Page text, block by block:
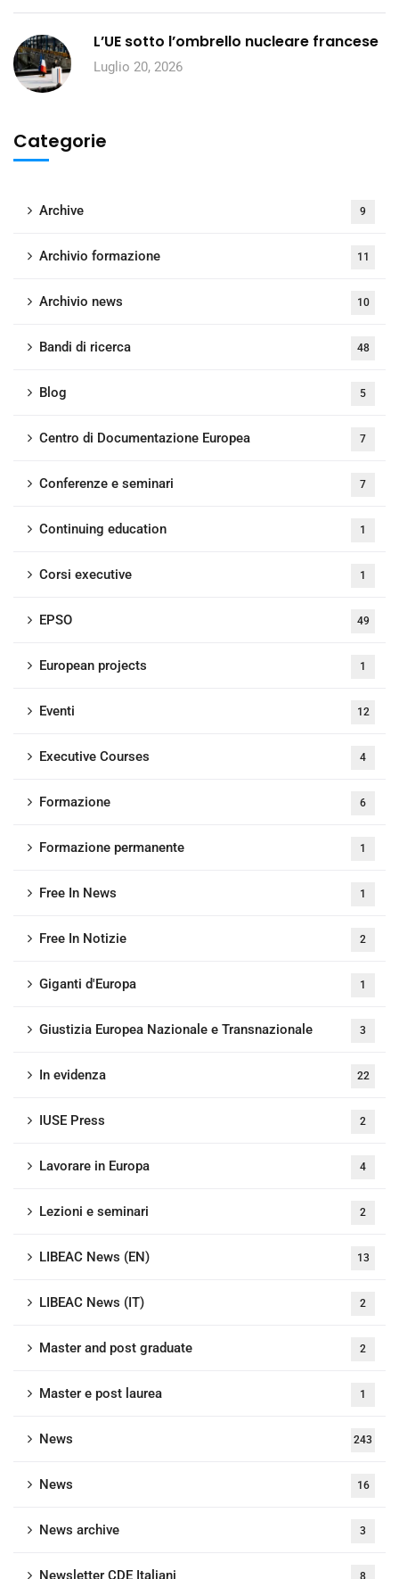
L’UE sotto l’ombrello nucleare francese
Luglio 20, 2026
Categorie
Archive 9
Archivio formazione 11
Archivio news 10
Bandi di ricerca 48
Blog 5
Centro di Documentazione Europea 7
Conferenze e seminari 7
Continuing education 1
Corsi executive 1
EPSO 49
European projects 1
Eventi 12
Executive Courses 4
Formazione 6
Formazione permanente 1
Free In News 1
Free In Notizie 2
Giganti d'Europa 1
Giustizia Europea Nazionale e Transnazionale 3
In evidenza 22
IUSE Press 2
Lavorare in Europa 4
Lezioni e seminari 2
LIBEAC News (EN) 13
LIBEAC News (IT) 2
Master and post graduate 2
Master e post laurea 1
News 243
News 16
News archive 3
Newsletter CDE Italiani 8